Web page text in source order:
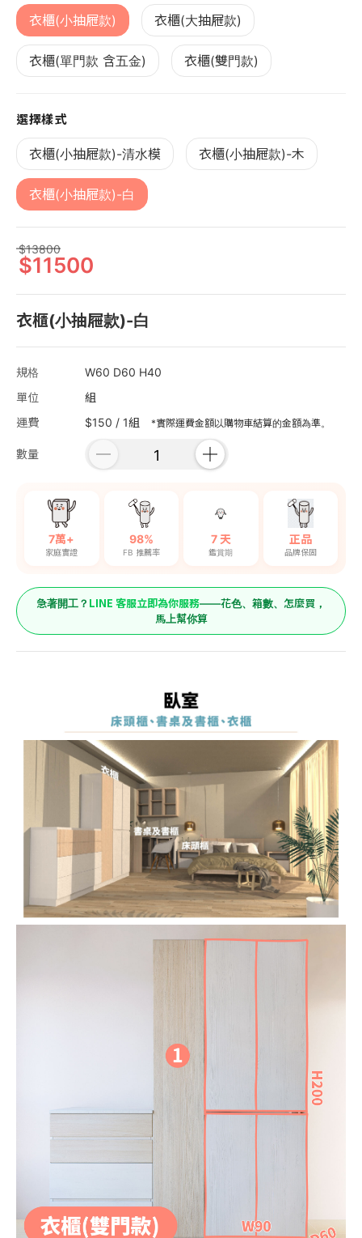
衣櫃(小抽屜款) 衣櫃(大抽屜款)
衣櫃(單門款 含五金) 衣櫃(雙門款)
選擇樣式
衣櫃(小抽屜款)-清水模 衣櫃(小抽屜款)-木
衣櫃(小抽屜款)-白
13800
11500
衣櫃(小抽屜款)-白
規格
W60 D60 H40
單位
組
運費
$150 / 1組 *實際運費金額以購物車結算的金額為準。
數量
7萬+
家庭實證
98%
FB 推薦率
7 天
鑑賞期
正品
品牌保固
急著開工？ LINE 客服立即為你服務——花色、箱數、怎麼買，
馬上幫你算